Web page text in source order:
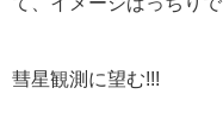
彗星観測に望む!!!